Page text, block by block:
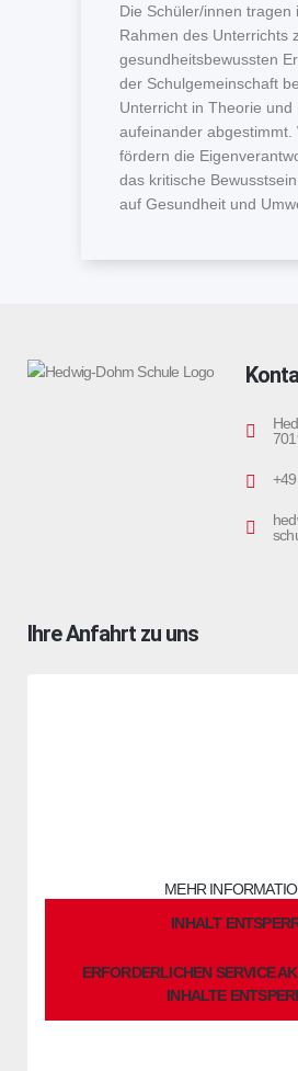
Die Schüler/innen tragen
Rahmen des Unterrichts
gesundheitsbewussten
der Schulgemeinschaft
Unterricht in Theorie und
aufeinander abgestimmt.
fördern die
das kritische
auf Gesundheit und
Ihre Anfahrt zu uns
MEHR
INHALT
ERFORDERLICHEN SERVICE
INHALTE